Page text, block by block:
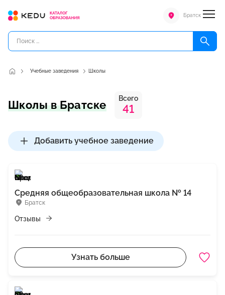
Братск
Учебные заведения Школы
Школы в Братске Всего
41
Добавить учебное заведение
Братск
Средняя общеобразовательная школа № 14
Отзывы
Узнать больше